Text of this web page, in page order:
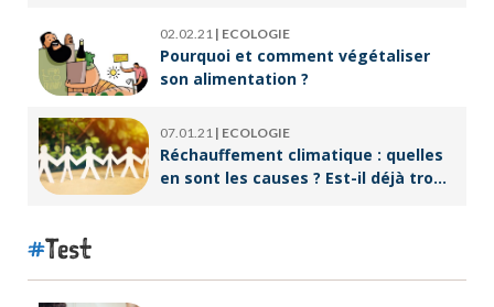
02.02.21 | ECOLOGIE
Pourquoi et comment végétaliser
son alimentation ?
07.01.21 | ECOLOGIE
Réchauffement climatique : quelles
en sont les causes ? Est-il déjà trop
Test